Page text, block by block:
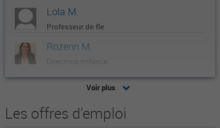
Lola M.
Professeur de fle
Rozenn M.
Directrice enfance
Rémi P.
Isabelle B.
Voir plus
Les offres d'emploi